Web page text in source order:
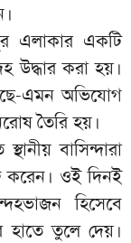
এলাকার একটি
উদ্ধার করা হয়।
এমন অভিযোগ
তৈরি হয়।
বাসিন্দারা
করেন। ওই দিনই
হিসেবে
তুলে দেয়।